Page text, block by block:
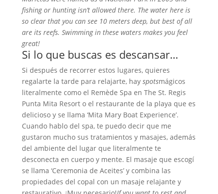
fishing or hunting isn’t allowed there. The water here is
so clear that you can see 10 meters deep, but best of all
are its reefs. Swimming in these waters makes you feel
great!
Si lo que buscas es descansar…
Si después de recorrer estos lugares, quieres
regalarte la tarde para relajarte, hay spotsmágicos
literalmente como el Remède Spa en The St. Regis
Punta Mita Resort o el restaurante de la playa que es
delicioso y se llama ‘Mita Mary Boat Experience’.
Cuando hablo del spa, te puedo decir que me
gustaron mucho sus tratamientos y masajes, además
del ambiente del lugar que literalmente te
desconecta en cuerpo y mente. El masaje que escogí
se llama ‘Ceremonia de Aceites’ y combina las
propiedades del copal con un masaje relajante y